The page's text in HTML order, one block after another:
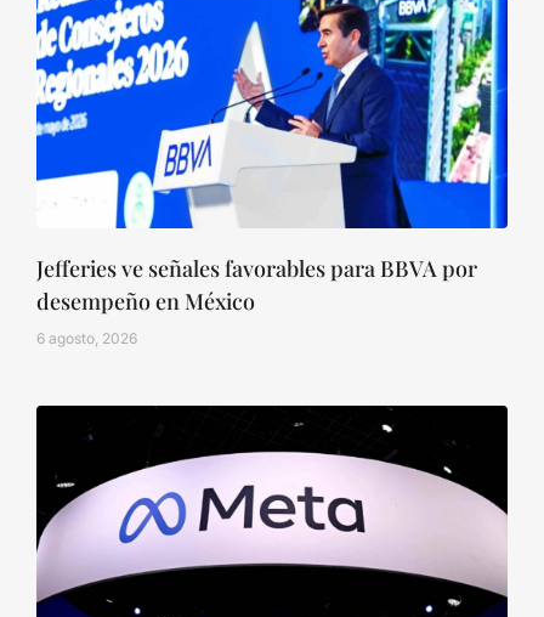
Jefferies ve señales favorables para BBVA por
desempeño en México
6 agosto, 2026